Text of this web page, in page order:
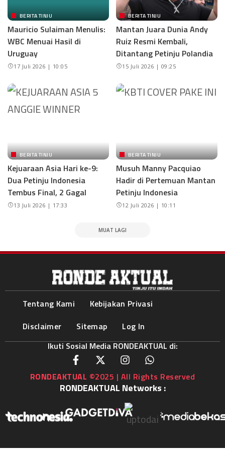
BERITA TINJU
Mauricio Sulaiman Menulis:
WBC Menuai Hasil di
Uruguay
17 Juli 2026 | 10:05
BERITA TINJU
Mantan Juara Dunia Andy
Ruiz Resmi Kembali,
Ditantang Petinju Polandia
15 Juli 2026 | 09:25
BERITA TINJU
Kejuaraan Asia Hari ke-9:
Dua Petinju Indonesia
Tembus Final, 2 Gagal
13 Juli 2026 | 17:33
BERITA TINJU
Musuh Manny Pacquiao
Hadir di Pertemuan Mantan
Petinju Indonesia
12 Juli 2026 | 10:11
MUAT LAGI
Tentang Kami
Kebijakan Privasi
Disclaimer
Sitemap
Log In
Ikuti Sosial Media RONDEAKTUAL di:
RONDEAKTUAL ©2025 | All Rights Reserved
RONDEAKTUAL Networks :